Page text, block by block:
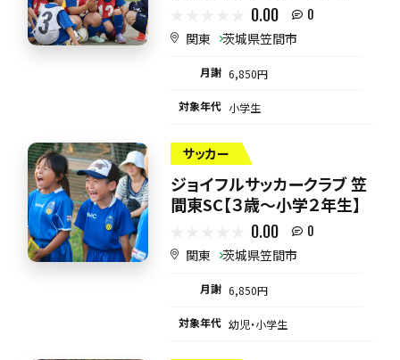
0.00 0
関東 茨城県笠間市
月謝 6,850円
対象年代 小学生
サッカー
ジョイフルサッカークラブ 笠
間東SC【３歳～小学２年生】
0.00 0
関東 茨城県笠間市
月謝 6,850円
対象年代 幼児・小学生